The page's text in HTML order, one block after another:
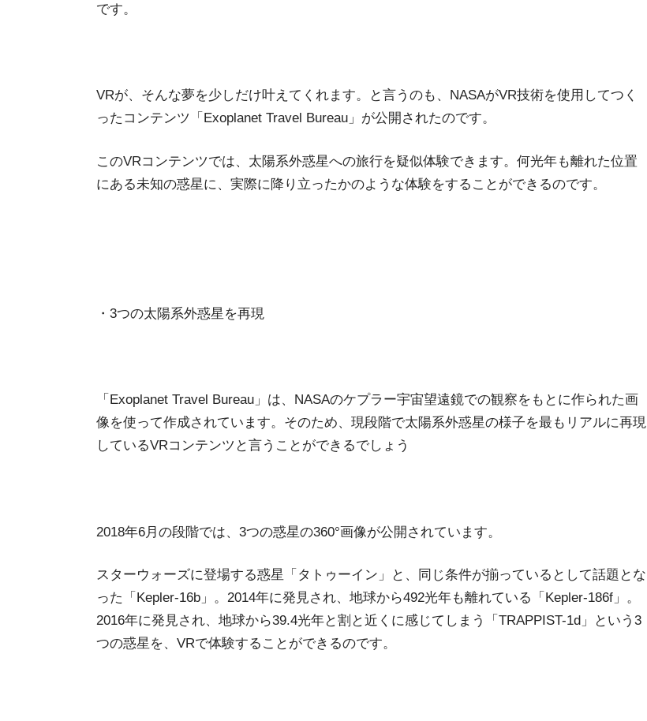
です。
VRが、そんな夢を少しだけ叶えてくれます。と言うのも、NASAがVR技術を使用してつく
ったコンテンツ「Exoplanet Travel Bureau」が公開されたのです。
このVRコンテンツでは、太陽系外惑星への旅行を疑似体験できます。何光年も離れた位置
にある未知の惑星に、実際に降り立ったかのような体験をすることができるのです。
・3つの太陽系外惑星を再現
「Exoplanet Travel Bureau」は、NASAのケプラー宇宙望遠鏡での観察をもとに作られた画
像を使って作成されています。そのため、現段階で太陽系外惑星の様子を最もリアルに再現
しているVRコンテンツと言うことができるでしょう
2018年6月の段階では、3つの惑星の360°画像が公開されています。
スターウォーズに登場する惑星「タトゥーイン」と、同じ条件が揃っているとして話題とな
った「Kepler-16b」。2014年に発見され、地球から492光年も離れている「Kepler-186f」。
2016年に発見され、地球から39.4光年と割と近くに感じてしまう「TRAPPIST-1d」という3
つの惑星を、VRで体験することができるのです。